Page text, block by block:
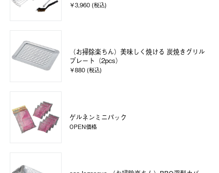
￥3,960 (税込)
（お掃除楽ちん）美味しく焼ける 炭焼きグリル
プレート（2pcs）
￥880 (税込)
ゲルネンミニパック
OPEN価格